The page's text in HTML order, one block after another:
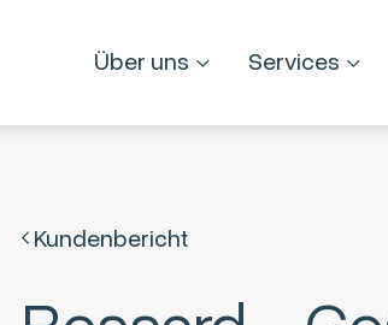
Über uns Services
Kundenbericht